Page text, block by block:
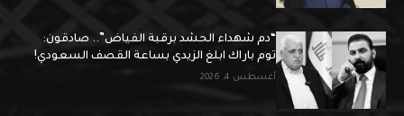
“دم شهداء الحشد برقبة الفياض”.. صادقون:
توم باراك ابلغ الزيدي بساعة القصف السعودي!
أغسطس 4, 2026